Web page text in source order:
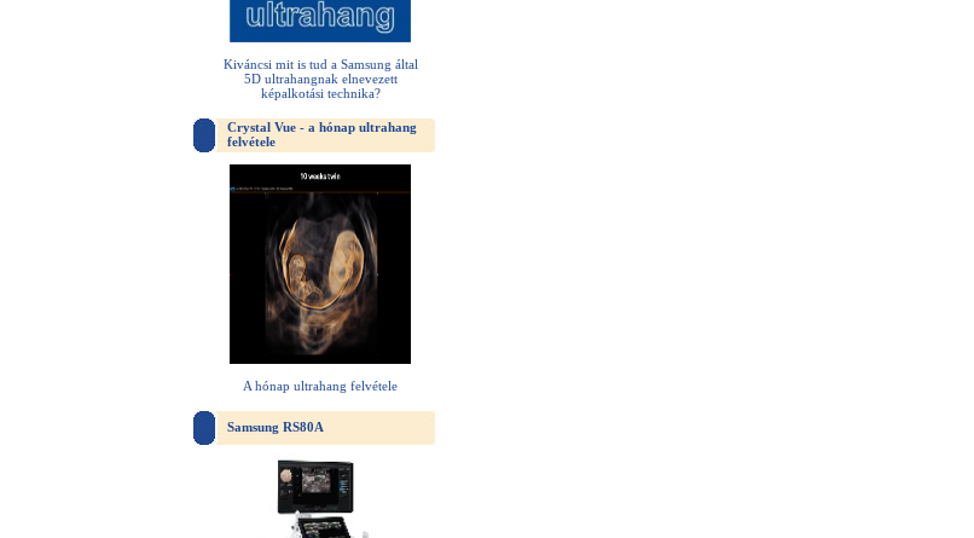
Kiváncsi mit is tud a Samsung által
5D ultrahangnak elnevezett
képalkotási technika?
Crystal Vue - a hónap ultrahang
felvétele
A hónap ultrahang felvétele
Samsung RS80A